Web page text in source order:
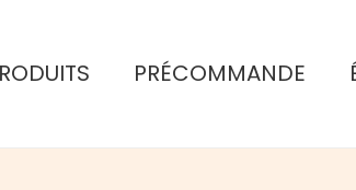
PRÉCOMMANDE